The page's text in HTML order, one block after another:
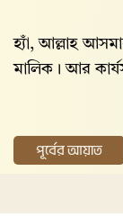
হ্যাঁ, আল্লাহ‌
মালিক। আর
পূর্বের আয়াত